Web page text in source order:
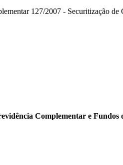
127/2007 - Securitização de
Complementar e Fundos